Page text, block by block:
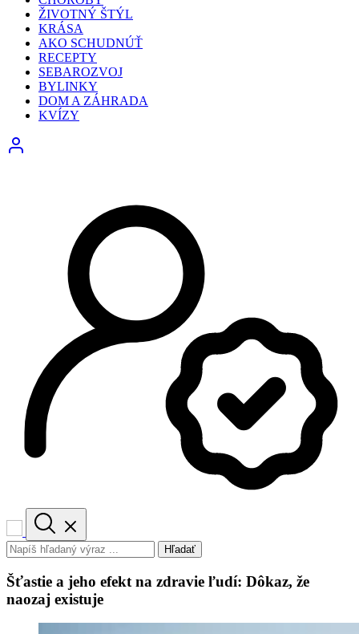
ŽIVOTNÝ ŠTÝL
KRÁSA
AKO SCHUDNÚŤ
RECEPTY
SEBAROZVOJ
BYLINKY
DOM A ZÁHRADA
KVÍZY
Hľadať
Šťastie a jeho efekt na zdravie ľudí: Dôkaz, že
naozaj existuje​